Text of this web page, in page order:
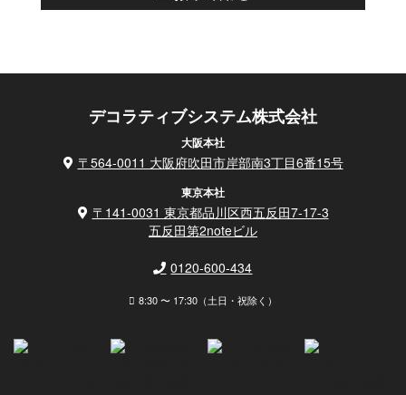
デコラティブシステム株式会社
大阪本社
〒564-0011 大阪府吹田市岸部南3丁目6番15号
東京本社
〒141-0031 東京都品川区西五反田7-17-3
五反田第2noteビル
0120-600-434
8:30 〜 17:30（土日・祝除く）